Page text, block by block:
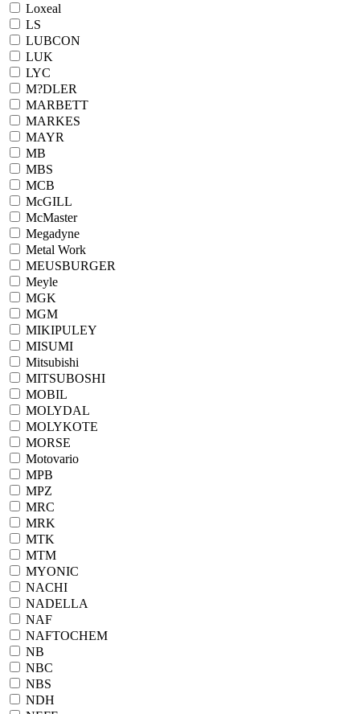
Loxeal
LS
LUBCON
LUK
LYC
M?DLER
MARBETT
MARKES
MAYR
MB
MBS
MCB
McGILL
McMaster
Megadyne
Metal Work
MEUSBURGER
Meyle
MGK
MGM
MIKIPULEY
MISUMI
Mitsubishi
MITSUBOSHI
MOBIL
MOLYDAL
MOLYKOTE
MORSE
Motovario
MPB
MPZ
MRC
MRK
MTK
MTM
MYONIC
NACHI
NADELLA
NAF
NAFTOCHEM
NB
NBC
NBS
NDH